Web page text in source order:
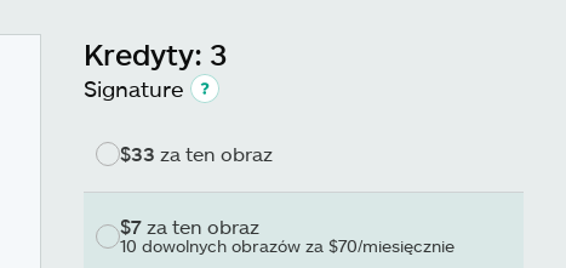
Kredyty: 3
Signature
$33 za ten obraz
$7 za ten obraz
10 dowolnych obrazów za $70/miesięcznie